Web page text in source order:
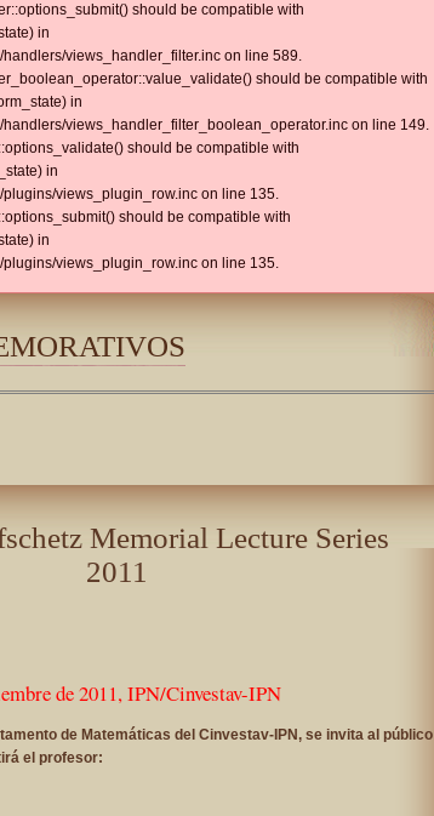
should be compatible with
in
views_handler_filter.inc on line 589.
should be compatible with
in
views_handler_filter_boolean_operator.inc on line 149.
should be compatible with
in
views_plugin_row.inc on line 135.
should be compatible with
in
views_plugin_row.inc on line 135.
Memorial Lecture Series
2011
de 2011, IPN/Cinvestav-IPN
de Matemáticas del Cinvestav-IPN, se invita al público
el profesor: